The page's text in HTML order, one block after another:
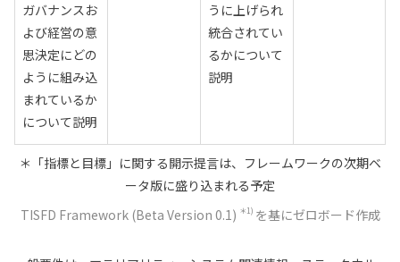
ガバナンスお
よび経営の意
思決定にどの
ように組み込
まれているか
について説明
うに上げられ
統合されてい
るかについて
説明
＊「指標と目標」に関する開示提言は、フレームワークの次期ベ
ータ版に盛り込まれる予定
TISFD Framework (Beta Version 0.1) ＊1) を基にゼロボード作成